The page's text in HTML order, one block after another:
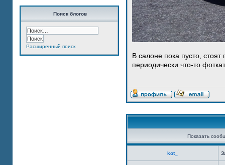
Поиск блогов
Расширенный поиск
В салоне пока пусто,
периодически что-то
Показать
kot_